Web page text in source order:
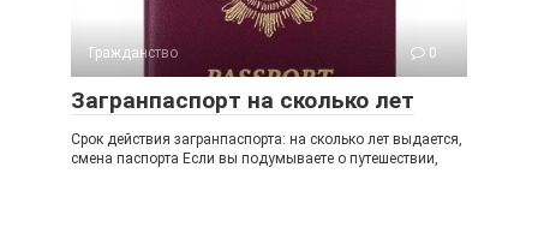
Гражданство 0
Загранпаспорт на сколько лет
Срок действия загранпаспорта: на сколько лет выдается,
смена паспорта Если вы подумываете о путешествии,